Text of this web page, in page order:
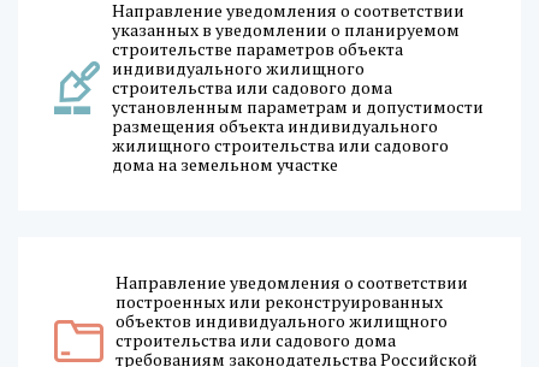
Направление уведомления о соответствии
указанных в уведомлении о планируемом
строительстве параметров объекта
индивидуального жилищного
строительства или садового дома
установленным параметрам и допустимости
размещения объекта индивидуального
жилищного строительства или садового
дома на земельном участке
Направление уведомления о соответствии
построенных или реконструированных
объектов индивидуального жилищного
строительства или садового дома
требованиям законодательства Российской